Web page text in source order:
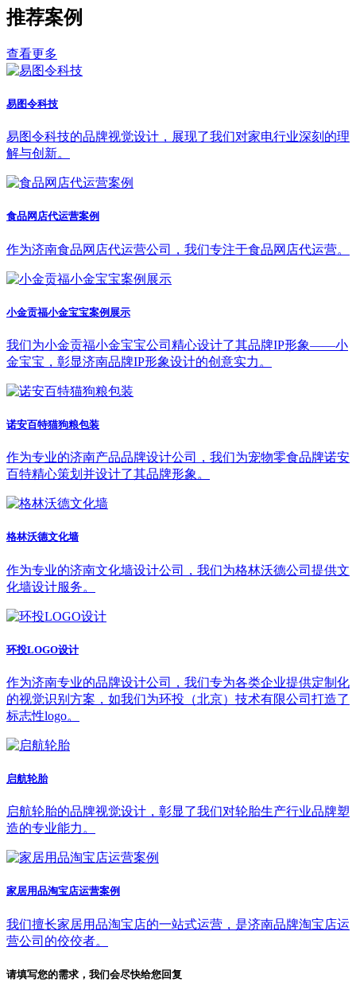
推荐案例
查看更多
易图令科技
易图令科技的品牌视觉设计，展现了我们对家电行业深刻的理
解与创新。
食品网店代运营案例
作为济南食品网店代运营公司，我们专注于食品网店代运营。
小金贡福小金宝宝案例展示
我们为小金贡福小金宝宝公司精心设计了其品牌IP形象——小
金宝宝，彰显济南品牌IP形象设计的创意实力。
诺安百特猫狗粮包装
作为专业的济南产品品牌设计公司，我们为宠物零食品牌诺安
百特精心策划并设计了其品牌形象。
格林沃德文化墙
作为专业的济南文化墙设计公司，我们为格林沃德公司提供文
化墙设计服务。
环投LOGO设计
作为济南专业的品牌设计公司，我们专为各类企业提供定制化
的视觉识别方案，如我们为环投（北京）技术有限公司打造了
标志性logo。
启航轮胎
启航轮胎的品牌视觉设计，彰显了我们对轮胎生产行业品牌塑
造的专业能力。
家居用品淘宝店运营案例
我们擅长家居用品淘宝店的一站式运营，是济南品牌淘宝店运
营公司的佼佼者。
请填写您的需求，我们会尽快给您回复